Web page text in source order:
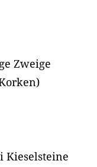
Zweige
Kieselsteine